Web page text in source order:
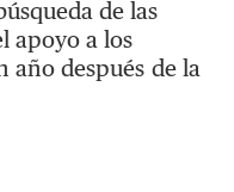
de las
apoyo a los
año después de la